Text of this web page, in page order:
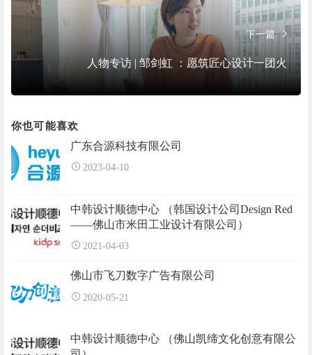
下一篇
人物专访 | 邹剑虹 ：愿筑匠心设计一团火
你也可能喜欢
广东合源科技有限公司
2023-04-10
中韩设计顺德中心 （韩国设计公司Design Red
——佛山市米田工业设计有限公司）
2021-04-03
佛山市飞刀数字广告有限公司
2020-05-21
中韩设计顺德中心 （佛山凯缔文化创意有限公